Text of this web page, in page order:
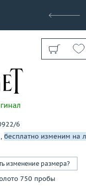
Показать все
6
бесплатно изменим на
изменение размера?
750 пробы